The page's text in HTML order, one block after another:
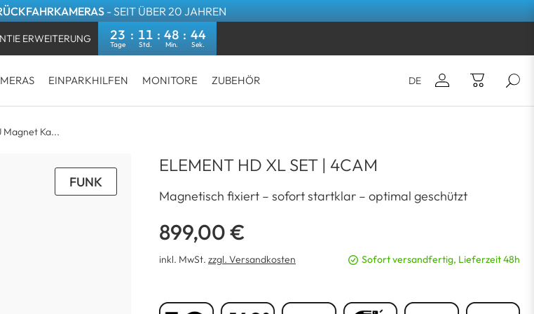
- SEIT ÜBER 20 JAHREN
ERWEITERUNG 23 11 48 44
DE
Passwort vergessen?
Warenkorb.
EINPARKHILFEN MONITORE ZUBEHÖR
Magnet Ka...
FUNK
ELEMENT HD XL SET | 4CAM
Magnetisch fixiert – sofort startklar – optimal geschützt
899,00 €
inkl. MwSt. zzgl. Versandkosten Sofort versandfertig, Lieferzeit 48h